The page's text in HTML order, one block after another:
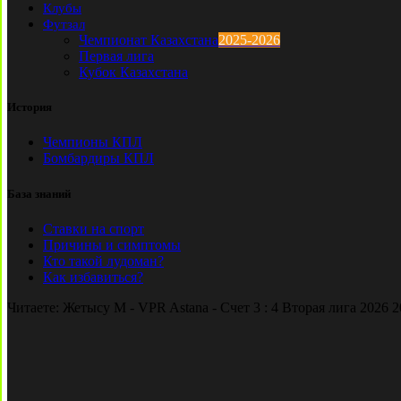
Клубы
Футзал
Чемпионат Казахстана2025-2026
Первая лига
Кубок Казахстана
История
Чемпионы КПЛ
Бомбардиры КПЛ
База знаний
Ставки на спорт
Причины и симптомы
Кто такой лудоман?
Как избавиться?
Читаете: Жетысу М - VPR Astana - Счет 3 : 4 Вторая лига 2026